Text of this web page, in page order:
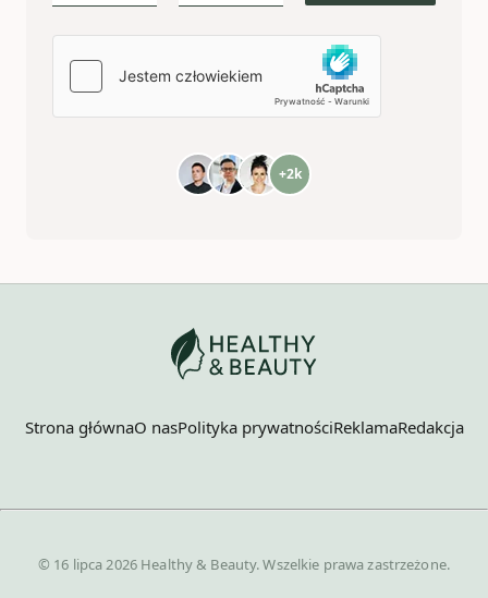
+2k
Strona głównaO nasPolityka prywatnościReklamaRedakcja
© 16 lipca 2026 Healthy & Beauty. Wszelkie prawa zastrzeżone.